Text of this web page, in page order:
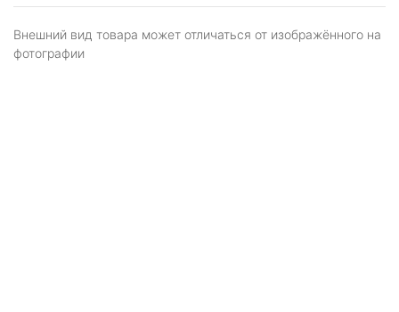
Внешний вид товара может отличаться от изображённого на
фотографии